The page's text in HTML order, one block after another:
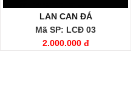
LAN CAN ĐÁ
Mã SP: LCĐ 03
2.000.000 đ